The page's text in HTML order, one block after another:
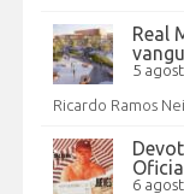
Real
5
Ricardo Ramos
6